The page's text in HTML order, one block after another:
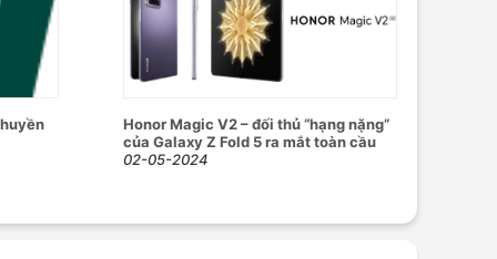
Honor Magic V2 – đối thủ “hạng nặng”
của Galaxy Z Fold 5 ra mắt toàn cầu
02-05-2024